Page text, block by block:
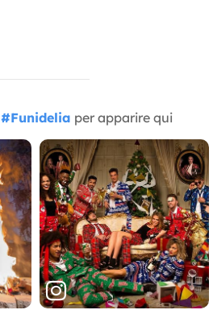
#Funidelia per apparire qui